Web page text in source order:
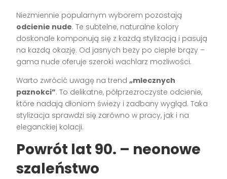
Niezmiennie popularnym wyborem pozostają
odcienie nude. Te subtelne, naturalne kolory
doskonale komponują się z każdą stylizacją i pasują
na każdą okazję. Od jasnych beży po ciepłe brązy –
gama nude oferuje szeroki wachlarz możliwości.
Warto zwrócić uwagę na trend„mlecznych
paznokci”. To delikatne, półprzezroczyste odcienie,
które nadają dłoniom świeży i zadbany wygląd. Taka
stylizacja sprawdzi się zarówno w pracy, jak i na
eleganckiej kolacji.
Powrót lat 90. – neonowe
szaleństwo